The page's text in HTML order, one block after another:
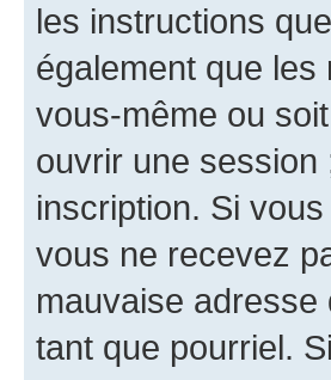
les instructions
également que
vous-même ou
ouvrir une
inscription. Si
vous ne recevez
mauvaise
tant que pourriel.